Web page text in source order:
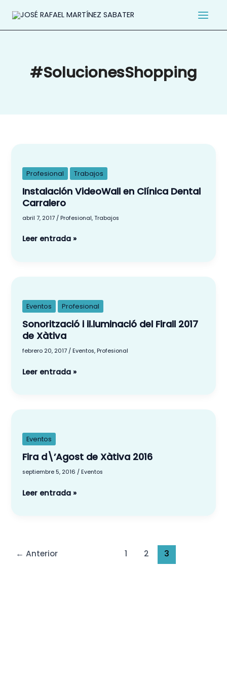
contenido
#SolucionesShopping
Profesional Trabajos
Instalación VideoWall en Clínica Dental
Carralero
abril 7, 2017 / Profesional,Trabajos
en
Clínica
Dental
Leer entrada »
Eventos Profesional
Sonorització i il.luminació del Firall 2017
de Xàtiva
febrero 20, 2017 / Eventos, Profesional
il.luminació
del
Firall
de
Xàtiva
Leer entrada »
Eventos
Fira d\’Agost de Xàtiva 2016
septiembre 5, 2016 / Eventos
de
Xàtiva
Leer entrada »
← Anterior 1 2 3